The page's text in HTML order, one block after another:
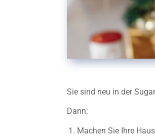
Sie sind neu in der
Dann:
Machen Sie Ihre